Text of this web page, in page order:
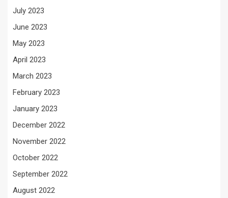
July 2023
June 2023
May 2023
April 2023
March 2023
February 2023
January 2023
December 2022
November 2022
October 2022
September 2022
August 2022